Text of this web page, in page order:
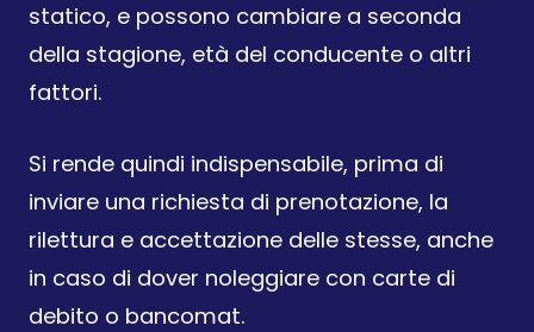
statico, e possono cambiare a seconda
della stagione, età del conducente o altri
fattori.
Si rende quindi indispensabile, prima di
inviare una richiesta di prenotazione, la
rilettura e accettazione delle stesse, anche
in caso di dover noleggiare con carte di
debito o bancomat.